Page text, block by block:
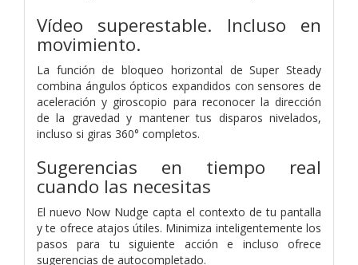
Vídeo superestable. Incluso en
movimiento.
La función de bloqueo horizontal de Super Steady
combina ángulos ópticos expandidos con sensores de
aceleración y giroscopio para reconocer la dirección
de la gravedad y mantener tus disparos nivelados,
incluso si giras 360° completos.
Sugerencias en tiempo real
cuando las necesitas
El nuevo Now Nudge capta el contexto de tu pantalla
y te ofrece atajos útiles. Minimiza inteligentemente los
pasos para tu siguiente acción e incluso ofrece
sugerencias de autocompletado.